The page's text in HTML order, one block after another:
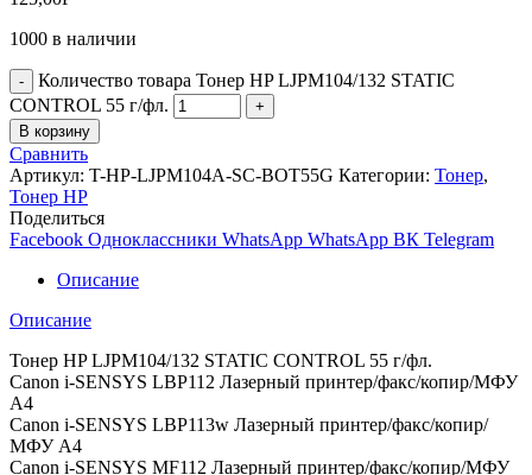
1000 в наличии
Количество товара Тонер HP LJPM104/132 STATIC
CONTROL 55 г/фл.
В корзину
Сравнить
Артикул: T-HP-LJPM104A-SC-BOT55G Категории: Тонер,
Тонер НР
Поделиться
Facebook Одноклассники WhatsApp WhatsApp ВК Telegram
Описание
Описание
Тонер HP LJPM104/132 STATIC CONTROL 55 г/фл.
Canon i-SENSYS LBP112 Лазерный принтер/факс/копир/МФУ
A4
Canon i-SENSYS LBP113w Лазерный принтер/факс/копир/
МФУ A4
Canon i-SENSYS MF112 Лазерный принтер/факс/копир/МФУ